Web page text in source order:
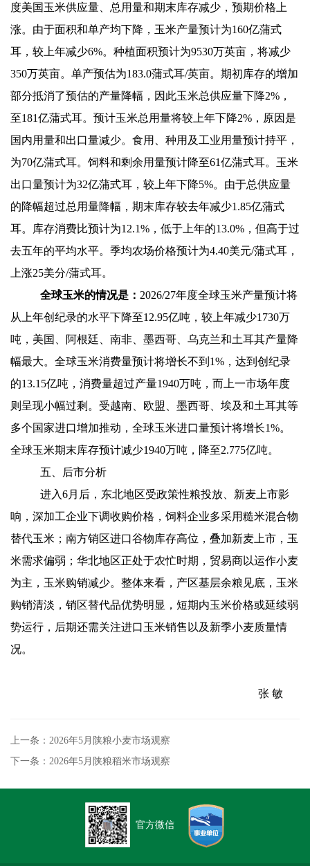
度美国玉米供应量、总用量和期末库存减少，预期价格上
涨。由于面积和单产均下降，玉米产量预计为160亿蒲式
耳，较上年减少6%。种植面积预计为9530万英亩，将减少
350万英亩。单产预估为183.0蒲式耳/英亩。期初库存的增加
部分抵消了预估的产量降幅，因此玉米总供应量下降2%，
至181亿蒲式耳。预计玉米总用量将较上年下降2%，原因是
国内用量和出口量减少。食用、种用及工业用量预计持平，
为70亿蒲式耳。饲料和剩余用量预计降至61亿蒲式耳。玉米
出口量预计为32亿蒲式耳，较上年下降5%。由于总供应量
的降幅超过总用量降幅，期末库存较去年减少1.85亿蒲式
耳。库存消费比预计为12.1%，低于上年的13.0%，但高于过
去五年的平均水平。季均农场价格预计为4.40美元/蒲式耳，
上涨25美分/蒲式耳。
全球玉米的情况是： 2026/27年度全球玉米产量预计将
从上年创纪录的水平下降至12.95亿吨，较上年减少1730万
吨，美国、阿根廷、南非、墨西哥、乌克兰和土耳其产量降
幅最大。全球玉米消费量预计将增长不到1%，达到创纪录
的13.15亿吨，消费量超过产量1940万吨，而上一市场年度
则呈现小幅过剩。受越南、欧盟、墨西哥、埃及和土耳其等
多个国家进口增加推动，全球玉米进口量预计将增长1%。
全球玉米期末库存预计减少1940万吨，降至2.775亿吨。
五、后市分析
进入6月后，东北地区受政策性粮投放、新麦上市影
响，深加工企业下调收购价格，饲料企业多采用糙米混合物
替代玉米；南方销区进口谷物库存高位，叠加新麦上市，玉
米需求偏弱；华北地区正处于农忙时期，贸易商以运作小麦
为主，玉米购销减少。整体来看，产区基层余粮见底，玉米
购销清淡，销区替代品优势明显，短期内玉米价格或延续弱
势运行，后期还需关注进口玉米销售以及新季小麦质量情
况。
张 敏
上一条：2026年5月陕粮小麦市场观察
下一条：2026年5月陕粮稻米市场观察
官方微信